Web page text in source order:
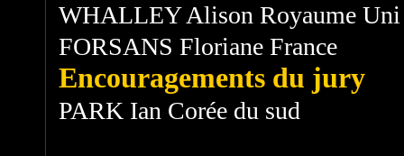
WHALLEY Alison Royaume Uni
FORSANS Floriane France
Encouragements du jury
PARK Ian Corée du sud